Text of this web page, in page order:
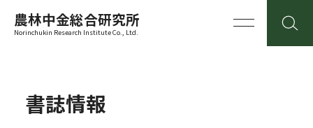
農林中金総合研究所
Norinchukin Research Institute Co., Ltd.
書誌情報